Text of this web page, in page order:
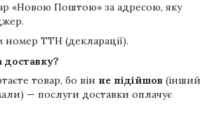
«Новою Поштою» за адресою, яку
номер ТТН (декларації).
доставку?
товар, бо він не підійшов (інший
— послуги доставки оплачує